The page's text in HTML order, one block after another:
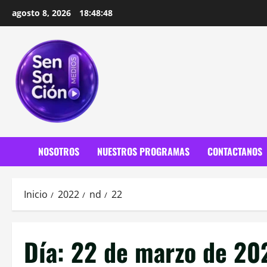
agosto 8, 2026 18:48:50
NOSOTROS NUESTROS PROGRAMAS CONTACTANOS
Inicio 2022 nd 22
Día: 22 de marzo de